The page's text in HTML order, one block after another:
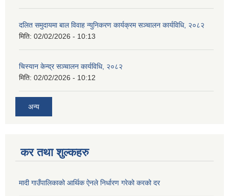
दलित समुदायमा बाल विवाह न्युनिकरण कार्यक्रम सञ्‍चालन कार्यविधि, २०८२
मिति: 02/02/2026 - 10:13
चिस्यान केन्द्र सञ्‍चालन कार्यविधि, २०८२
मिति: 02/02/2026 - 10:12
अन्य
कर तथा शुल्कहरु
मादी गाउँपालिकाको आर्थिक ऐनले निर्धारण गरेको करको दर